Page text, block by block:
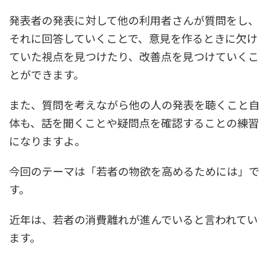
発表者の発表に対して他の利用者さんが質問をし、
それに回答していくことで、意見を作るときに欠け
ていた視点を見つけたり、改善点を見つけていくこ
とができます。
また、質問を考えながら他の人の発表を聴くこと自
体も、話を聞くことや疑問点を確認することの練習
になりますよ。
今回のテーマは「若者の物欲を高めるためには」で
す。
近年は、若者の消費離れが進んでいると言われてい
ます。